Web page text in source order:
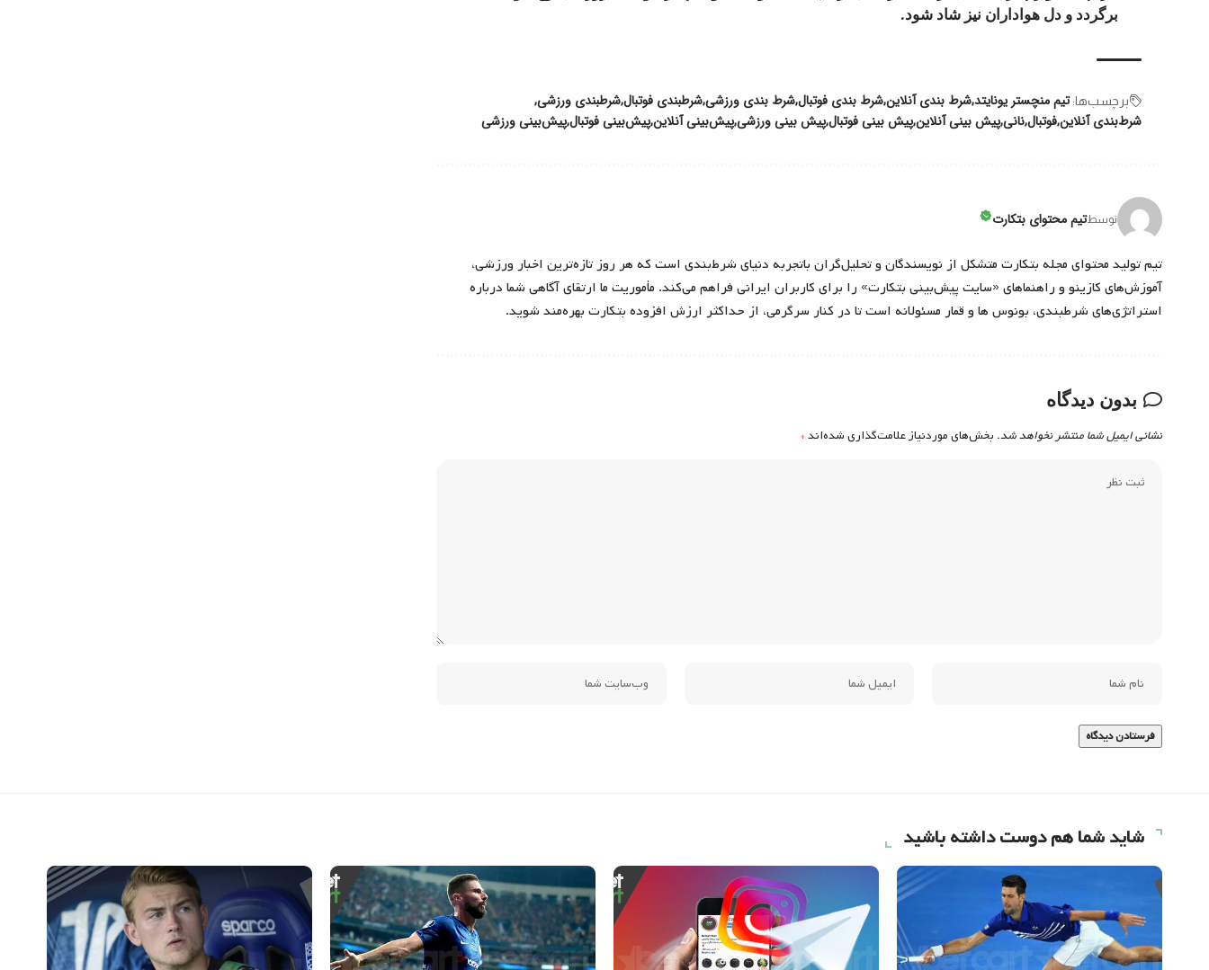
برگردد و دل هواداران نیز شاد شود.
برچسب‌‌ها: تیم منچستر یونایتدشرط بندی آنلاینشرط بندی فوتبالشرط بندی ورزشیشرطبندی فوتبالشرطبندی ورزشی
شرط‌بندی آنلاینفوتبالنانیپیش بینی آنلاینپیش بینی فوتبالپیش بینی ورزشیپیش‌بینی آنلاینپیش‌بینی فوتبالپیش‌بینی ورزشی
توسطتیم محتوای بتکارت
تیم تولید محتوای مجله بتکارت متشکل از نویسندگان و تحلیل‌گران باتجربه دنیای شرط‌بندی است که هر روز تازه‌ترین اخبار ورزشی،
آموزش‌های کازینو و راهنماهای «سایت پیش‌بینی بتکارت» را برای کاربران ایرانی فراهم می‌کند. مأموریت ما ارتقای آگاهی شما درباره
استراتژی‌های شرطبندی، بونوس ها و قمار مسئولانه است تا در کنار سرگرمی، از حداکثر ارزش افزوده بتکارت بهره‌مند شوید.
بدون دیدگاه
نشانی ایمیل شما منتشر نخواهد شد. بخش‌های موردنیاز علامت‌گذاری شده‌اند*
شاید شما هم دوست داشته باشید